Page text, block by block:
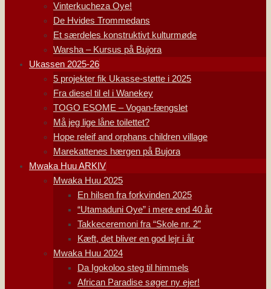
Vinterkucheza Oye!
De Hvides Trommedans
Et særdeles konstruktivt kulturmøde
Warsha – Kursus på Bujora
Ukassen 2025-26
5 projekter fik Ukasse-støtte i 2025
Fra diesel til el i Wanekey
TOGO ESOME – Vogan-fængslet
Må jeg lige låne toilettet?
Hope releif and orphans children village
Marekattenes hærgen på Bujora
Mwaka Huu ARKIV
Mwaka Huu 2025
En hilsen fra forkvinden 2025
“Utamaduni Oye” i mere end 40 år
Takkeceremoni fra “Skole nr. 2”
Kæft, det bliver en god lejr i år
Mwaka Huu 2024
Da Igokoloo steg til himmels
African Paradise søger ny ejer!